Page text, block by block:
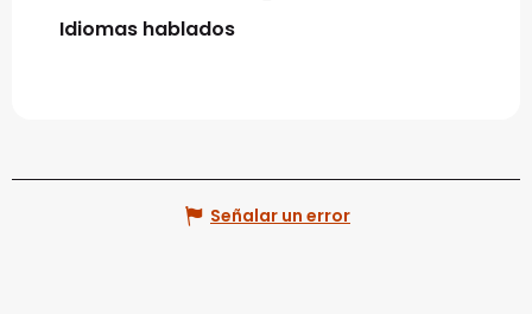
Idiomas hablados
Idiomas hablados
Señalar un error